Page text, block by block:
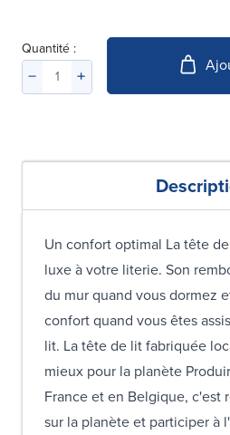
Quantité :
Un confort optimal La tête
luxe à votre literie. Son
du mur quand vous dormez
confort quand vous êtes
lit. La tête de lit fabriquée
mieux pour la planète
France et en Belgique, c'est
sur la planète et participer à